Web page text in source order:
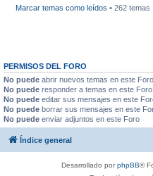
Marcar temas como leídos • 262 temas
PERMISOS DEL FORO
No puede abrir nuevos temas en este Foro
No puede responder a temas en este Foro
No puede editar sus mensajes en este
No puede borrar sus mensajes en este
No puede enviar adjuntos en este Foro
Índice general
Desarrollado porphpBB®